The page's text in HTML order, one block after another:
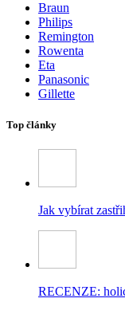
Braun
Philips
Remington
Rowenta
Eta
Panasonic
Gillette
Top články
Jak vybírat
RECENZE: